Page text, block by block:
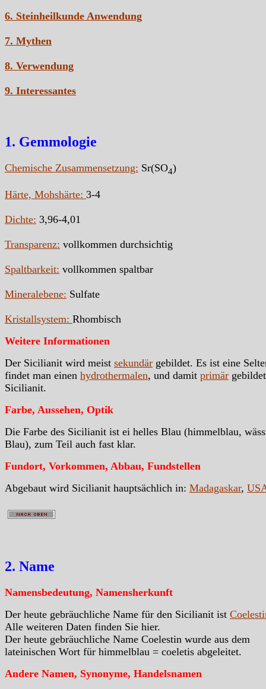
6. Steinheilkunde Anwendung
7. Mythen
8. Verwendung
9. Interessantes
1. Gemmologie
Chemische Zusammensetzung: Sr(SO4)
Härte, Mohshärte: 3-4
Dichte: 3,96-4,01
Transparenz: vollkommen durchsichtig
Spaltbarkeit: vollkommen spaltbar
Mineralebene: Sulfate
Kristallsystem: Rhombisch
Weitere Informationen
Der Sicilianit wird meist sekundär gebildet. Es ist eine
findet man einen hydrothermalen, und damit primär
Sicilianit.
Farbe, Aussehen, Optik
Die Farbe des Sicilianit ist ei helles Blau (himmelblau,
Blau), zum Teil auch fast klar.
Fundort, Vorkommen, Abbau, Fundstellen
Abgebaut wird Sicilianit hauptsächlich in: Madagaskar,
2. Name
Namensbedeutung, Namensherkunft
Der heute gebräuchliche Name für den Sicilianit ist
Alle weiteren Daten finden Sie hier.
Der heute gebräuchliche Name Coelestin wurde aus dem
lateinischen Wort für himmelblau = coeletis abgeleitet.
Andere Namen, Synonyme, Handelsnamen